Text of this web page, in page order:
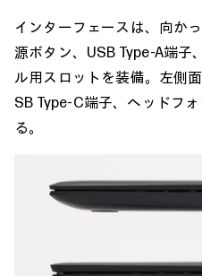
インターフェースは、向か
源ボタン、USB Type-A端子
ル用スロットを装備。左側
SB Type-C端子、ヘッドフ
る。